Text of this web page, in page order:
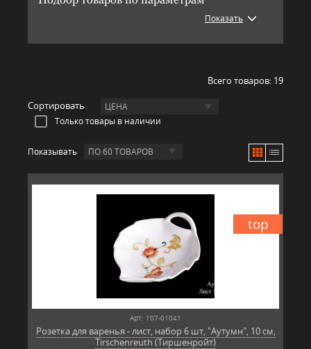
Показать
Всего товаров: 19
Сортировать
ЦЕНА
Только товары в наличии
Показывать ПО 60 ТОВАРОВ
top
Арт: 107-01041
Розетка для варенья - лист, набор 6 шт, "Аутумн", 10 см,
Tirschenreuth (Тиршенройт)